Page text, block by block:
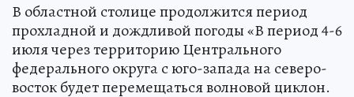
В областной столице продолжится период
прохладной и дождливой погоды «В период 4-6
июля через территорию Центрального
федерального округа с юго-запада на северо-
восток будет перемещаться волновой циклон.